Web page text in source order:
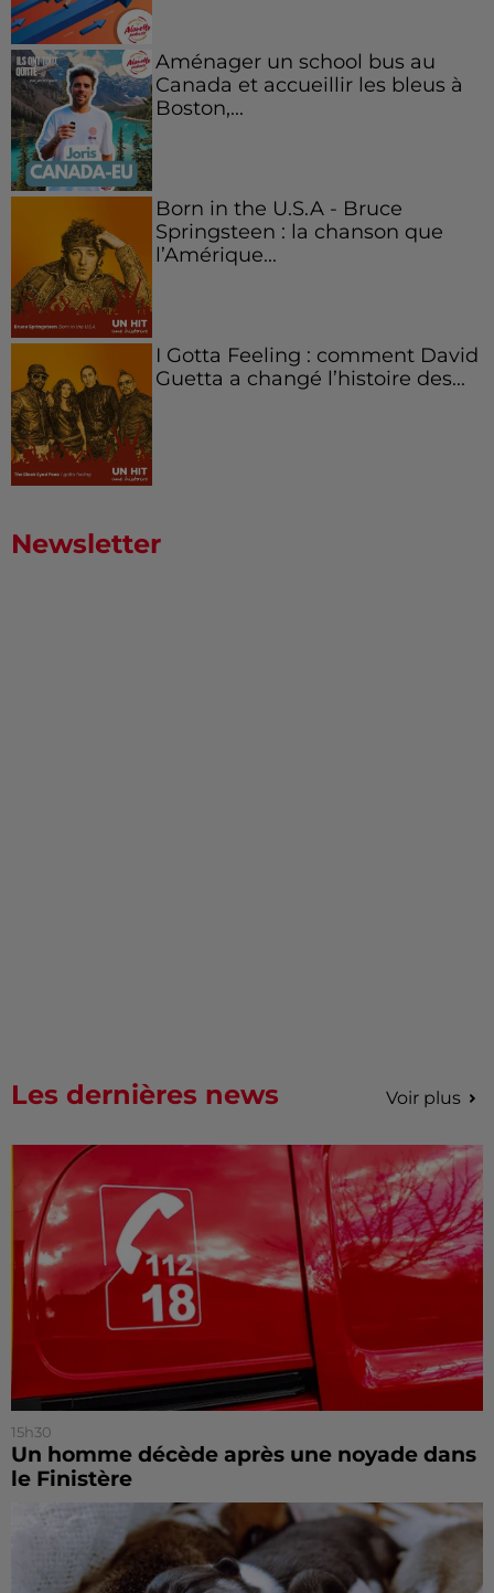
Aménager un school bus au
Canada et accueillir les bleus à
Boston,...
Born in the U.S.A - Bruce
Springsteen : la chanson que
l’Amérique...
I Gotta Feeling : comment David
Guetta a changé l’histoire des...
Newsletter
Les dernières news Voir plus
15h30
Un homme décède après une noyade dans
le Finistère